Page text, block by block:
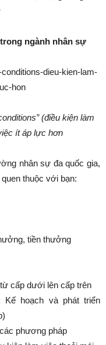
ngành nhân sự
(điều kiện làm
ít áp lực hơn
nhân sự đa quốc gia,
thuộc với bạn:
tiền thưởng
cấp dưới lên cấp trên
Kế hoạch và phát triển
phương pháp